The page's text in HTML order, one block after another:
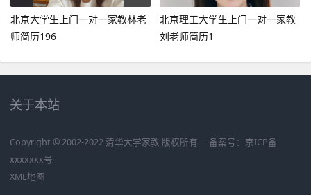
北京大学生上门一对一家教林老
师简历196
北京理工大学生上门一对一家教
刘老师简历1
关于本站
Copyright © 2002-2022 清华大学家教 版权所有 备案号： 京ICP备
xxxxxxx号
XML地图